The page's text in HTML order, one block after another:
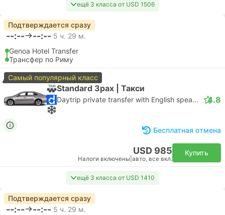
ещё 3 класса от USD 1506
Подтверждается сразу
--:-- --:-- 5 ч. 29 м.
Genoa Hotel Transfer
Трансфер по Риму
Самый популярный класс
Standard 3pax | Такси
Daytrip private transfer with English speaking driver 4.8
Бесплатная отмена
USD 985
Налоги включены авто, все вкл.
Купить
ещё 3 класса от USD 1410
Подтверждается сразу
--:-- --:-- 5 ч. 29 м.